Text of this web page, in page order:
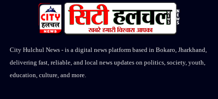
City Hulchul News - is a digital news platform based in Bokaro, Jharkhand,
delivering fast, reliable, and local news updates on politics, society, youth,
education, culture, and more.